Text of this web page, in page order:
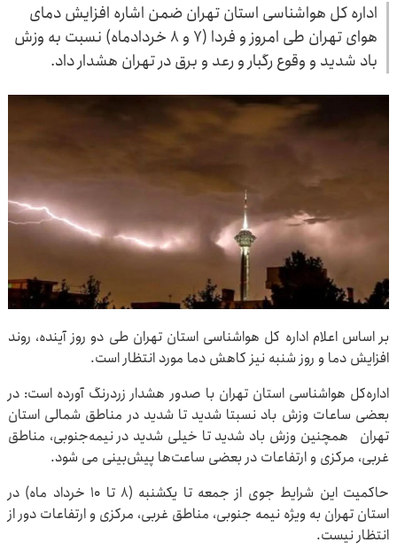
اداره کل هواشناسی استان تهران ضمن اشاره افزایش دمای
هوای تهران طی امروز و فردا (۷ و ۸ خردادماه) نسبت به وزش
باد شدید و وقوع رگبار و رعد و برق در تهران هشدار داد.
بر اساس اعلام اداره کل هواشناسی استان تهران طی دو روز آینده، روند
افزایش دما و روز شنبه نیز کاهش دما مورد انتظار است.
اداره‌کل هواشناسی استان تهران با صدور هشدار زردرنگ آورده است: در
بعضی ساعات وزش باد نسبتا شدید تا شدید در مناطق شمالی استان
تهران همچنین وزش باد شدید تا خیلی شدید در نیمه‌جنوبی، مناطق
غربی، مرکزی و ارتفاعات در بعضی ساعت‌ها پیش‌بینی می شود.
حاکمیت این شرایط جوی از جمعه تا یکشنبه (۸ تا ۱۰ خرداد ماه) در
استان تهران به ویژه نیمه جنوبی، مناطق غربی، مرکزی و ارتفاعات دور از
انتظار نیست.